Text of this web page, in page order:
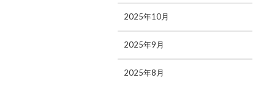
2025年10月
2025年9月
2025年8月